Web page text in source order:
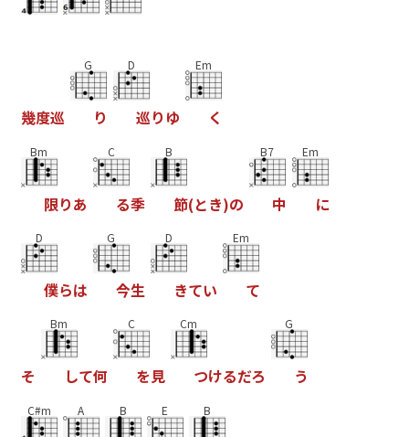
幾度巡
G
り
D
巡り ゆ
Em
く
Bm
限りあ
C
る季
B
節(とき)の
B7
中
Em
に
D
僕らは
G
今生
D
きてい
Em
て
そ
Bm
して何
C
を見
Cm
つけるだろ
G
う
C#m A B E B